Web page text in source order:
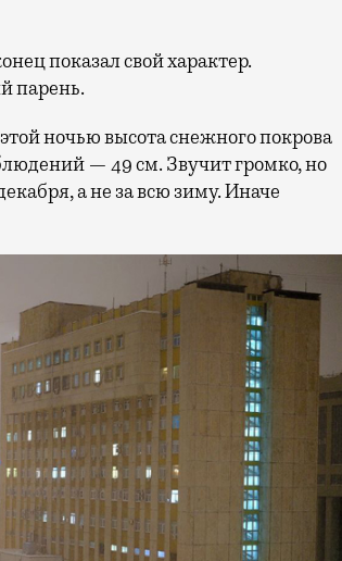
парень.
ночью высота снежного покрова
— 49 см. Звучит громко, но
а не за всю зиму. Иначе